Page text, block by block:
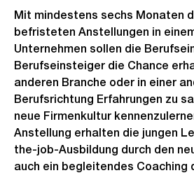
Mit mindestens sechs Monaten
befristeten Anstellungen in
Unternehmen sollen die
Berufseinsteiger die Chance
anderen Branche oder in einer
Berufsrichtung Erfahrungen zu
neue Firmenkultur
Anstellung erhalten die jungen
the-job-Ausbildung durch den
auch ein begleitendes Coaching